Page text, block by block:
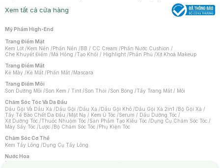
Xem tất cả cửa hàng
Mỹ Phẩm High-End
Trang Điểm Mặt
Kem Lót /Kem Nền /Phấn Nền /BB / CC Cream /Phấn Nước Cushion /
Che Khuyết Điểm /Má Hồng /Tạo Khối / Highlight /Phấn Phủ /Xịt Khoá Makeup
Trang Điểm Mắt
Kẻ Mày /Kẻ Mắt /Phấn Mắt /Mascara
Trang Điểm Môi
Son Dưỡng Môi /Son Kem / Tint /Son Thỏi /Son Bóng /Tẩy Trang Mắt / Môi
Chăm Sóc Tóc Và Da Đầu
Dầu Gội Và Dầu Xả /Dầu Gội /Dầu Xả /Dầu Gội Khô /Dầu Gội Xả 2in1 /Bộ Gội Xả /
Tẩy Tế Bào Chết Da Đầu /Mặt Nạ / Kem Ủ Tóc /Serum / Dầu Dưỡng Tóc /
Xịt Dưỡng Tóc /Thuốc Nhuộm Tóc /Sản Phẩm Tạo Kiểu Tóc /Dụng Cụ Chăm Sóc Tóc /
Máy Sấy Tóc /Lược /Bộ Chăm Sóc Tóc /Phụ Kiện Tóc
Chăm Sóc Cơ Thể
Kem Tẩy Lông /Dụng Cụ Tẩy Lông
Nước Hoa
Nước Hoa Nữ